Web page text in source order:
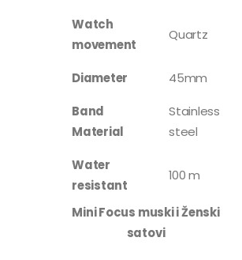
Watch
movement
Quartz
Diameter
45mm
Band
Material
Stainless
steel
Water
resistant
100 m
Mini Focus muski i Ženski
satovi